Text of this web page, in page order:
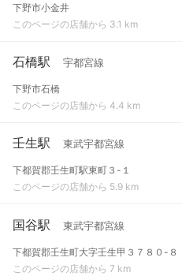
下野市小金井
このページの店舗から 3.1 km
石橋駅 宇都宮線
下野市石橋
このページの店舗から 4.4 km
壬生駅 東武宇都宮線
下都賀郡壬生町駅東町３-１
このページの店舗から 5.9 km
国谷駅 東武宇都宮線
下都賀郡壬生町大字壬生甲３７８０-８
このページの店舗から 7 km